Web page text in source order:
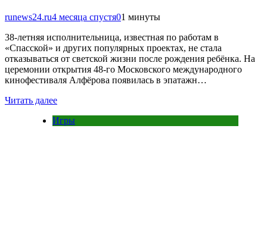
runews24.ru4 месяца спустя01 минуты
38-летняя исполнительница, известная по работам в
«Спасской» и других популярных проектах, не стала
отказываться от светской жизни после рождения ребёнка. На
церемонии открытия 48-го Московского международного
кинофестиваля Алфёрова появилась в эпатажн…
Читать далее
Игры